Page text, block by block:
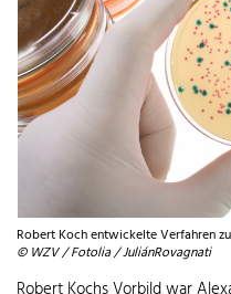
Robert Koch entwickelte Verfahren
© WZV / Fotolia / JuliánRovagnati